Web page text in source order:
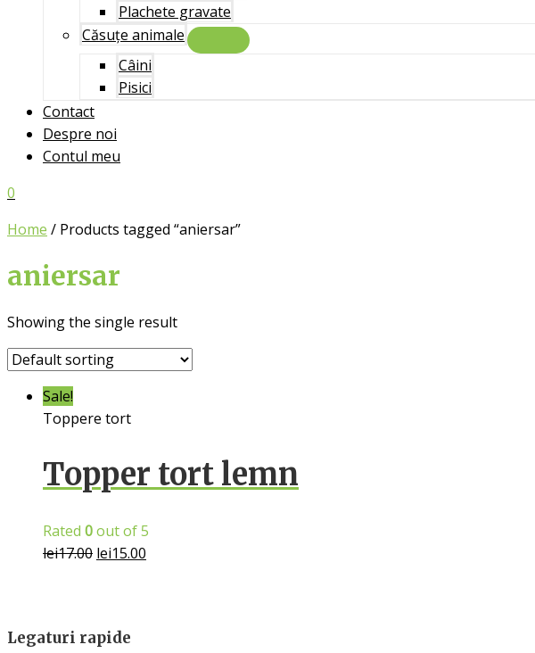
Plachete gravate
Căsuțe animale
Menu
Toggle
Câini
Pisici
Contact
Despre noi
Contul meu
0
Home / Products tagged “aniersar”
aniersar
Showing the single result
Sale!
Toppere tort
Topper tort lemn
Rated 0out of 5
lei17.00 lei15.00
Legaturi rapide